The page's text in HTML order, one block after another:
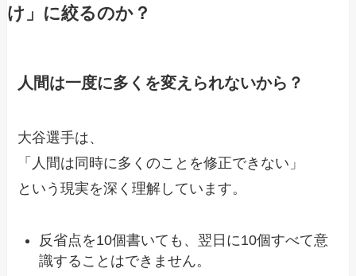
け」に絞るのか？
人間は一度に多くを変えられないから？
大谷選手は、
「人間は同時に多くのことを修正できない」
という現実を深く理解しています。
反省点を10個書いても、翌日に10個すべて意
識することはできません。